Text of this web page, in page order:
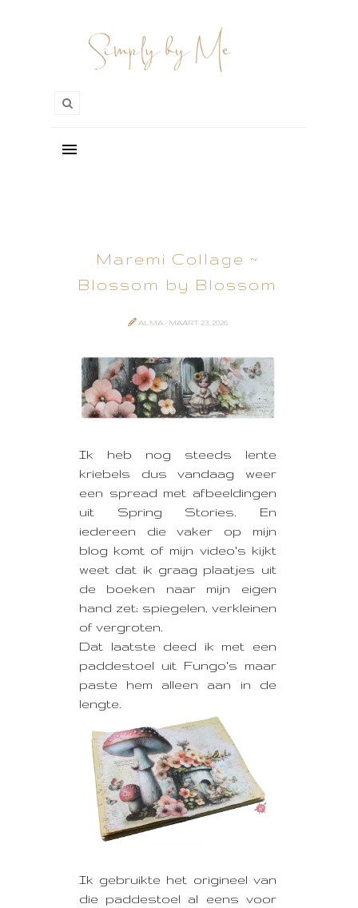
Maremi Collage ~
Blossom by Blossom
ALMA - MAART 23, 2026
Ik heb nog steeds lente
kriebels dus vandaag weer
een spread met afbeeldingen
uit Spring Stories. En
iedereen die vaker op mijn
blog komt of mijn video's kijkt
weet dat ik graag plaatjes uit
de boeken naar mijn eigen
hand zet; spiegelen, verkleinen
of vergroten.
Dat laatste deed ik met een
paddestoel uit Fungo's maar
paste hem alleen aan in de
lengte.
Ik gebruikte het origineel van
die paddestoel al eens voor